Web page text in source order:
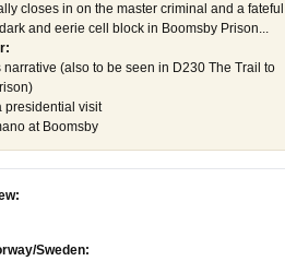
closes in on the master criminal and a fateful
and eerie cell block in Boomsby Prison...
narrative (also to be seen in D230 The Trail to
)
presidential visit
at Boomsby
Sweden: